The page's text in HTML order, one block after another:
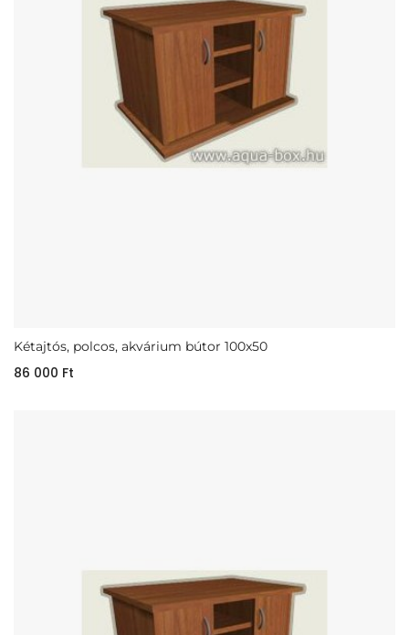
Kétajtós, polcos, akvárium bútor 100x50
86 000 Ft